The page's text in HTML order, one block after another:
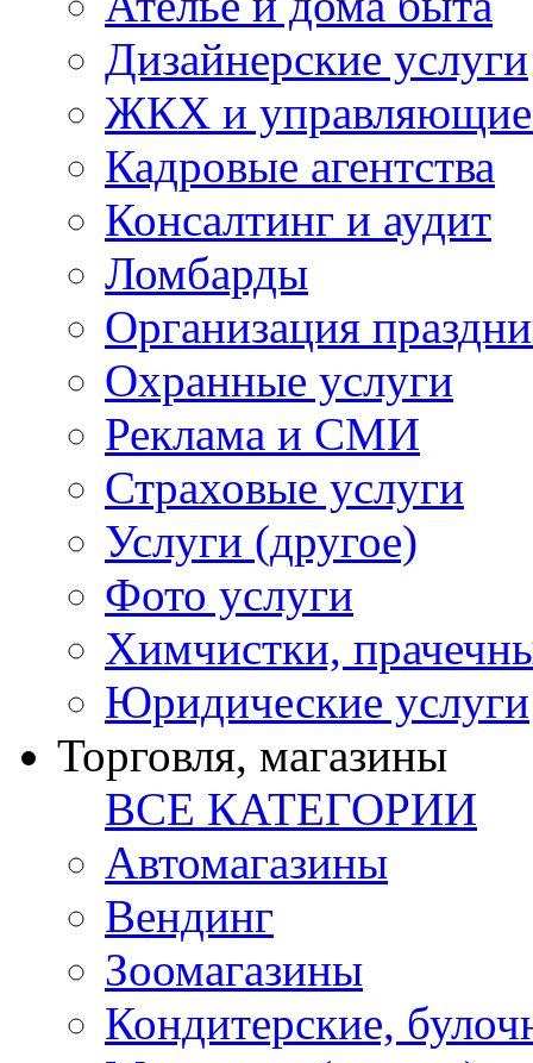
Дизайнерские услуги
ЖКХ и управляющие
Кадровые агентства
Консалтинг и аудит
Ломбарды
Организация
Охранные услуги
Реклама и СМИ
Страховые услуги
Услуги (другое)
Фото услуги
Химчистки,
Юридические услуги
Торговля, магазины
ВСЕ КАТЕГОРИИ
Автомагазины
Вендинг
Зоомагазины
Кондитерские,